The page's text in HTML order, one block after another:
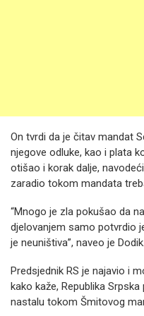
On tvrdi da je čitav mandat
njegove odluke, kao i plata
otišao i korak dalje,
zaradio tokom mandata
“Mnogo je zla pokušao da
djelovanjem samo potvrdio
je neuništiva”, naveo je Dodik.
Predsjednik RS je najavio i
kako kaže, Republika
nastalu tokom Šmitovog